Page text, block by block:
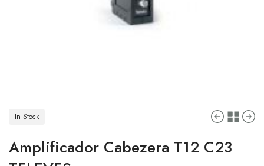
In Stock
Amplificador Cabezera T12 C23